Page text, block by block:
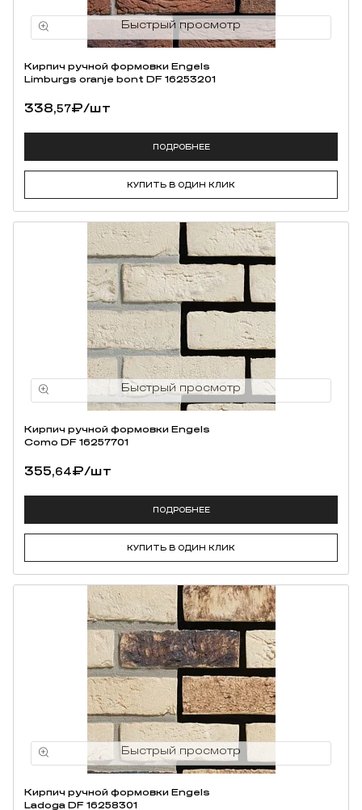
Кирпич ручной формовки Engels
Limburgs oranje bont DF 16253201
338,57₽/шт
ПОДРОБНЕЕ
КУПИТЬ В ОДИН КЛИК
Кирпич ручной формовки Engels
Como DF 16257701
355,64₽/шт
ПОДРОБНЕЕ
КУПИТЬ В ОДИН КЛИК
Кирпич ручной формовки Engels
Ladoga DF 16258301